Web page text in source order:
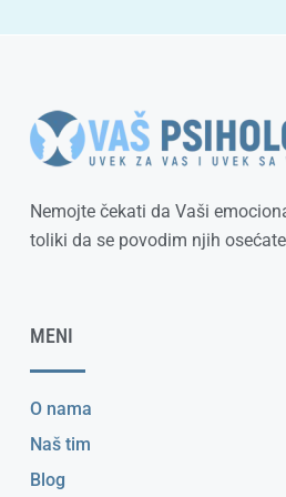
Nemojte čekati da Vaši
toliki da se povodim njih
MENI
O nama
Naš tim
Blog